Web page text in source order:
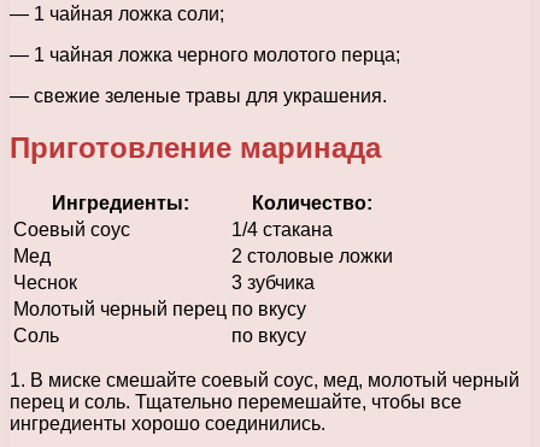
— 1 чайная ложка соли;
— 1 чайная ложка черного молотого перца;
— свежие зеленые травы для украшения.
Приготовление маринада
Ингредиенты:
Количество:
Соевый соус
1/4 стакана
Мед
2 столовые ложки
Чеснок
3 зубчика
Молотый черный перец по вкусу
Соль
по вкусу
1. В миске смешайте соевый соус, мед, молотый черный
перец и соль. Тщательно перемешайте, чтобы все
ингредиенты хорошо соединились.